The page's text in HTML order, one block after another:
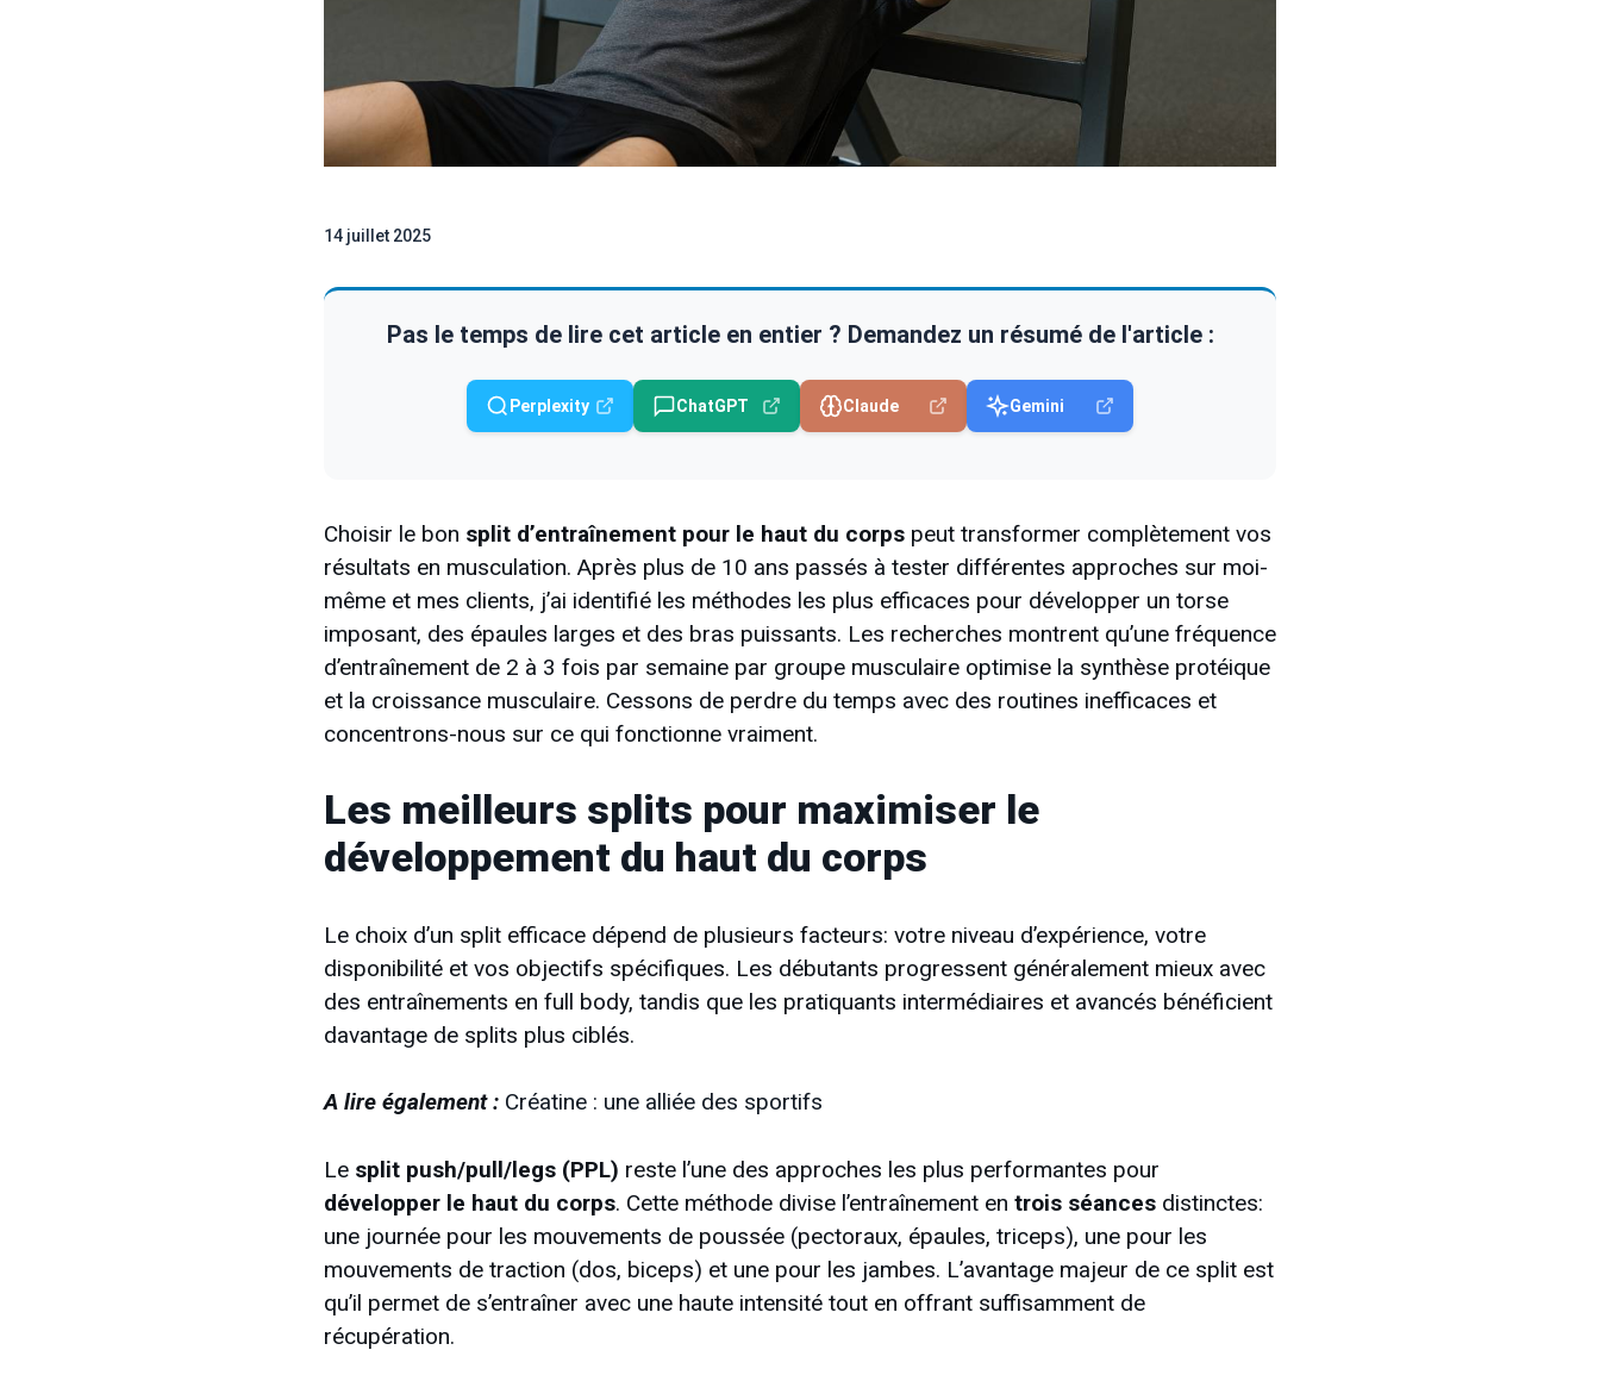
14 juillet 2025
Pas le temps de lire cet article en entier ? Demandez un résumé de l'article :
Perplexity ChatGPT Claude Gemini
Choisir le bon split d’entraînement pour le haut du corps peut transformer complètement vos
résultats en musculation. Après plus de 10 ans passés à tester différentes approches sur moi-
même et mes clients, j’ai identifié les méthodes les plus efficaces pour développer un torse
imposant, des épaules larges et des bras puissants. Les recherches montrent qu’une fréquence
d’entraînement de 2 à 3 fois par semaine par groupe musculaire optimise la synthèse protéique
et la croissance musculaire. Cessons de perdre du temps avec des routines inefficaces et
concentrons-nous sur ce qui fonctionne vraiment.
Les meilleurs splits pour maximiser le
développement du haut du corps
Le choix d’un split efficace dépend de plusieurs facteurs: votre niveau d’expérience, votre
disponibilité et vos objectifs spécifiques. Les débutants progressent généralement mieux avec
des entraînements en full body, tandis que les pratiquants intermédiaires et avancés bénéficient
davantage de splits plus ciblés.
A lire également : Créatine : une alliée des sportifs
Le split push/pull/legs (PPL) reste l’une des approches les plus performantes pour
développer le haut du corps. Cette méthode divise l’entraînement en trois séances distinctes:
une journée pour les mouvements de poussée (pectoraux, épaules, triceps), une pour les
mouvements de traction (dos, biceps) et une pour les jambes. L’avantage majeur de ce split est
qu’il permet de s’entraîner avec une haute intensité tout en offrant suffisamment de
récupération.